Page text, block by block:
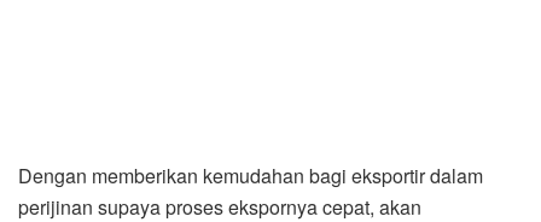
Dengan memberikan kemudahan bagi eksportir dalam
perijinan supaya proses ekspornya cepat, akan